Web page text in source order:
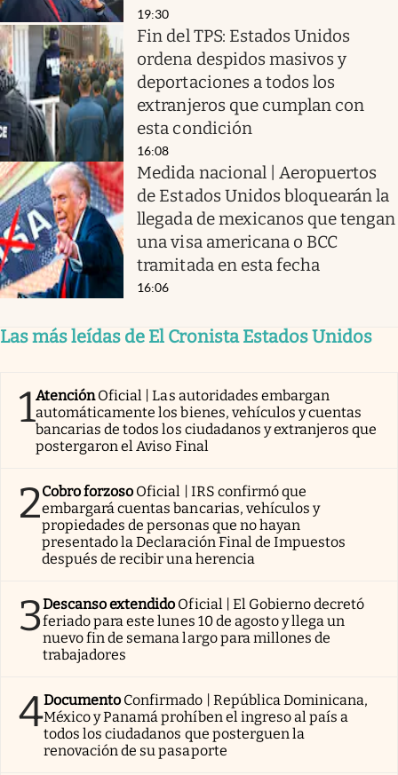
19:30
Fin del TPS: Estados Unidos
ordena despidos masivos y
deportaciones a todos los
extranjeros que cumplan con
esta condición
16:08
Medida nacional | Aeropuertos
de Estados Unidos bloquearán la
llegada de mexicanos que tengan
una visa americana o BCC
tramitada en esta fecha
16:06
Las más leídas de El Cronista Estados Unidos
1AtenciónOficial | Las autoridades embargan
automáticamente los bienes, vehículos y cuentas
bancarias de todos los ciudadanos y extranjeros que
postergaron el Aviso Final
2Cobro forzoso Oficial | IRS confirmó que
embargará cuentas bancarias, vehículos y
propiedades de personas que no hayan
presentado la Declaración Final de Impuestos
después de recibir una herencia
3Descanso extendido Oficial | El Gobierno decretó
feriado para este lunes 10 de agosto y llega un
nuevo fin de semana largo para millones de
trabajadores
4Documento Confirmado | República Dominicana,
México y Panamá prohíben el ingreso al país a
todos los ciudadanos que posterguen la
renovación de su pasaporte